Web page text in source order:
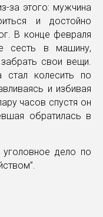
за этого: мужчина
и достойно
В конце февраля
сесть в машину,
свои вещи.
колесить по
и избивая
часов спустя он
обратилась в
дело по